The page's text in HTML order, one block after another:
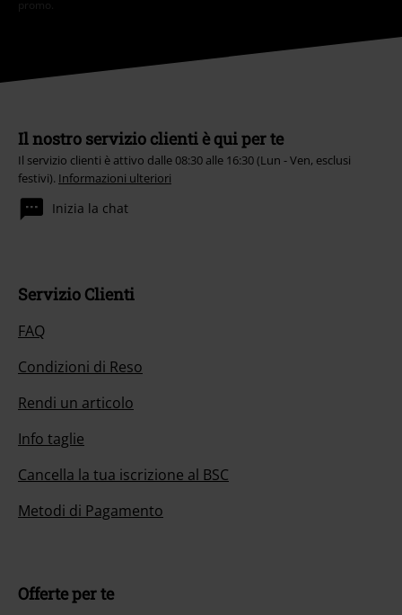
promo.
Il nostro servizio clienti è qui per te
Il servizio clienti è attivo dalle 08:30 alle 16:30 (Lun - Ven, esclusi
festivi). Informazioni ulteriori
Inizia la chat
Servizio Clienti
FAQ
Condizioni di Reso
Rendi un articolo
Info taglie
Cancella la tua iscrizione al BSC
Metodi di Pagamento
Offerte per te